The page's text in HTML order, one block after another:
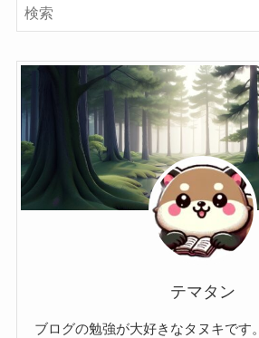
テマタン
ブログの勉強が大好きなタヌキです。